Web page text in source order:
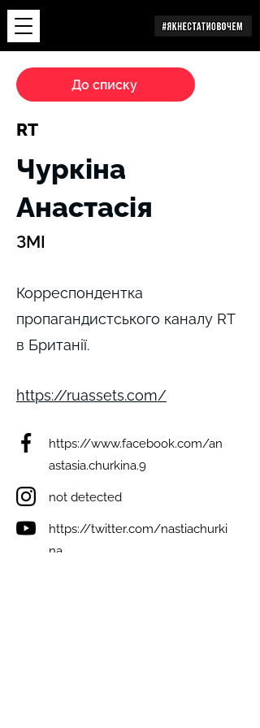
До списку
RT
ЗМІ
Чуркіна
Анастасія
Корреспондентка
пропагандистського каналу RT
в Британії.
https://ruassets.com/
https://www.facebook.com/an
astasia.churkina.9
not detected
https://twitter.com/nastiachurki
na